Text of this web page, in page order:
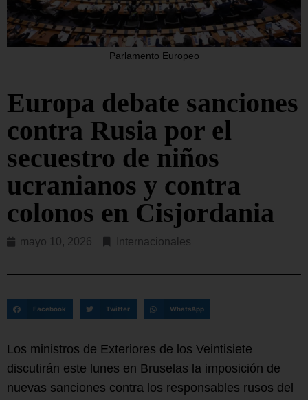
Parlamento Europeo
Europa debate sanciones
contra Rusia por el
secuestro de niños
ucranianos y contra
colonos en Cisjordania
mayo 10, 2026 Internacionales
Facebook Twitter WhatsApp
Los ministros de Exteriores de los Veintisiete
discutirán este lunes en Bruselas la imposición de
nuevas sanciones contra los responsables rusos del